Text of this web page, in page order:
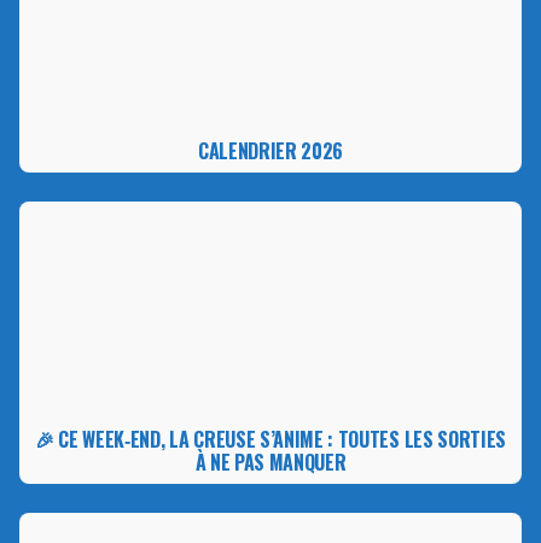
CALENDRIER 2026
🎉 CE WEEK‑END, LA CREUSE S’ANIME : TOUTES LES SORTIES
À NE PAS MANQUER